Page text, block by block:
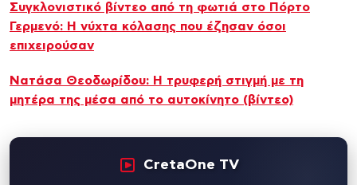
Συγκλονιστικό βίντεο από τη φωτιά στο Πόρτο
Γερμενό: Η νύχτα κόλασης που έζησαν όσοι
επιχειρούσαν
Νατάσα Θεοδωρίδου: Η τρυφερή στιγμή με τη
μητέρα της μέσα από το αυτοκίνητο (βίντεο)
CretaOne TV